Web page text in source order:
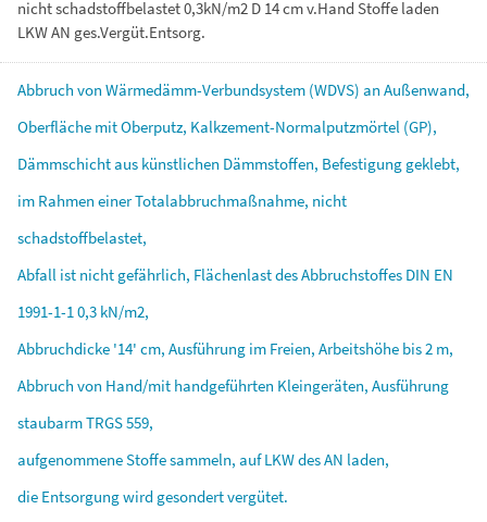
nicht schadstoffbelastet 0,3kN/m2 D 14 cm v.Hand Stoffe laden
LKW AN ges.Vergüt.Entsorg.
Abbruch von Wärmedämm-Verbundsystem (WDVS) an Außenwand,
Oberfläche mitOberputz, Kalkzement-Normalputzmörtel (GP),
Dämmschichtaus künstlichen Dämmstoffen, Befestigung geklebt,
im Rahmen einerTotalabbruchmaßnahme, nicht
schadstoffbelastet,
Abfall ist nicht gefährlich, FlächenlastdesAbbruchstoffes DIN EN
1991-1-10,3 kN/m2,
Abbruchdicke '14' cm, Ausführung im Freien, Arbeitshöhe bis2 m,
Abbruch von Hand/mit handgeführten Kleingeräten, Ausführung
staubarmTRGS559,
aufgenommeneStoffesammeln, aufLKWdesAN laden,
die Entsorgungwird gesondertvergütet.